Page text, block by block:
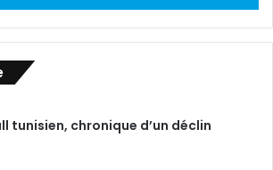
tunisien, chronique d’un déclin